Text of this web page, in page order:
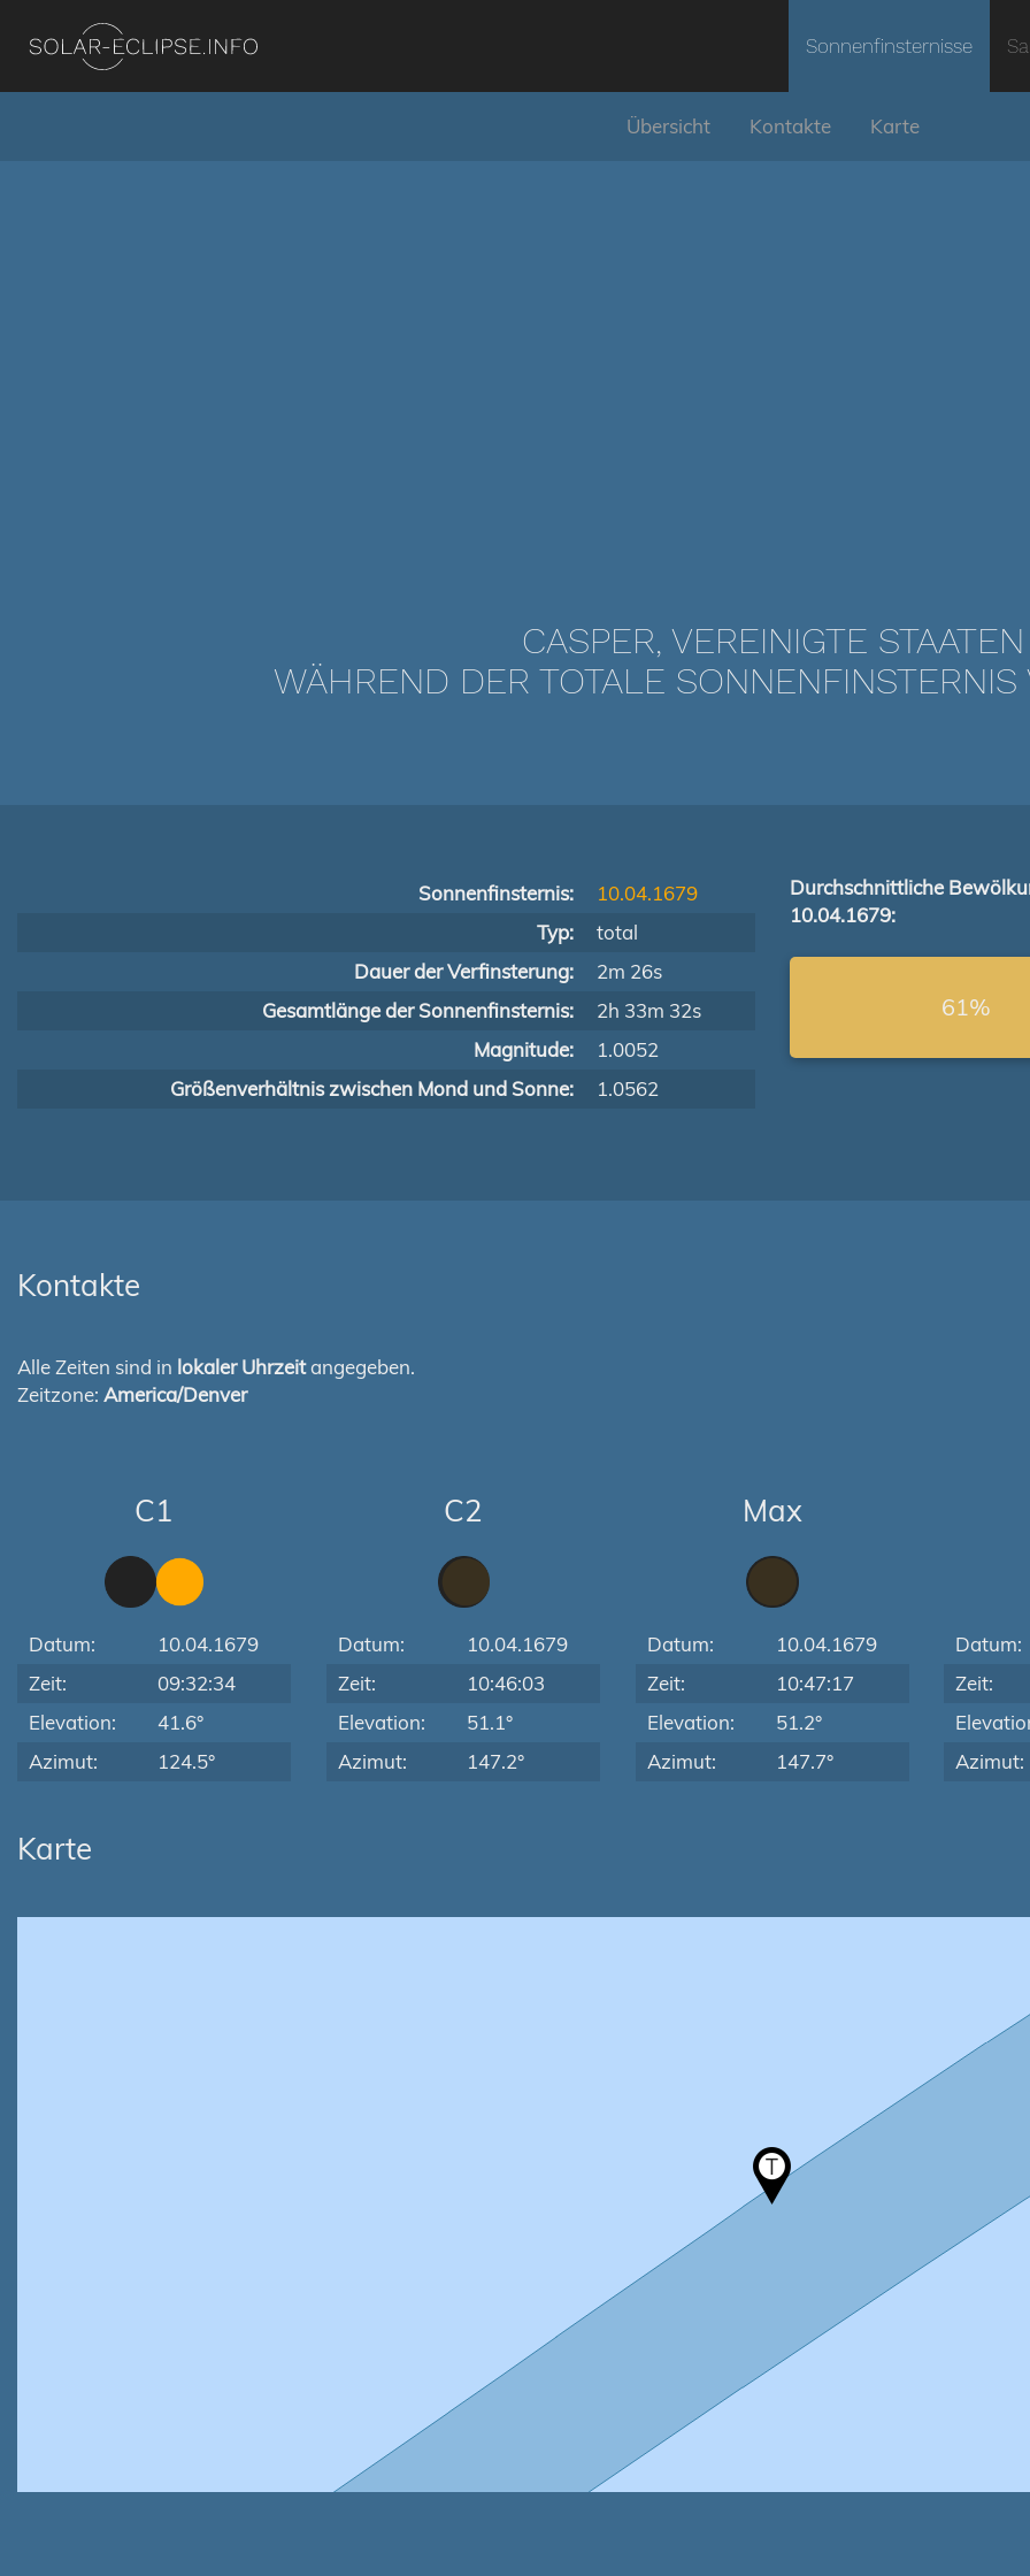
Sonnenfinsternisse
Übersicht Kontakte Karte
CASPER, VEREINIGTE STAATEN
WÄHREND DER TOTALE SONNENFINSTERNIS
Sonnenfinsternis:
10.04.1679
Typ:
total
Dauer der Verfinsterung:
2m 26s
Gesamtlänge der Sonnenfinsternis:
2h 33m 32s
Magnitude:
1.0052
Größenverhältnis zwischen Mond und Sonne:
1.0562
Durchschnittliche
10.04.1679:
61%
Kontakte
Alle Zeiten sind in lokaler Uhrzeitangegeben.
Zeitzone: America/Denver
C1
Datum:
10.04.1679
Zeit:
09:32:34
Elevation:
41.6°
Azimut:
124.5°
C2
Datum:
10.04.1679
Zeit:
10:46:03
Elevation:
51.1°
Azimut:
147.2°
Max
Datum:
10.04.1679
Zeit:
10:47:17
Elevation:
51.2°
Azimut:
147.7°
Datum:
Zeit:
Azimut:
Karte